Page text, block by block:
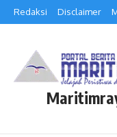
Lewati ke konten
Redaksi Disclaimer